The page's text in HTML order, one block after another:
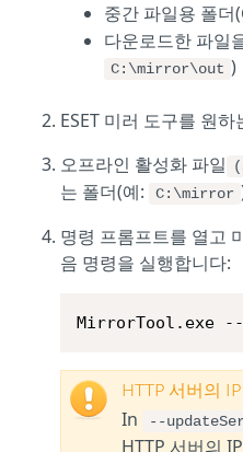
중간 파일용 폴더
다운로드한 파일
C:\mirror\out )
ESET 미러 도구를 원
오프라인 활성화 파일
는 폴더(예:
C:\mirror
명령 프롬프트를 열고
음 명령을 실행합니다:
MirrorTool.exe
HTTP 서버의
In --
HTTP 서버의